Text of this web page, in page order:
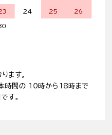
24 25 26
ます。
時間の 10時から18時まで
す。